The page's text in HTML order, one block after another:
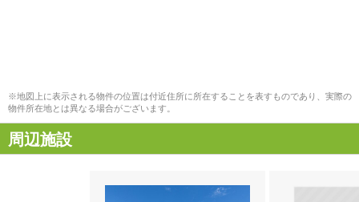
※地図上に表示される物件の位置は付近住所に所在することを表すものであり、実際の
物件所在地とは異なる場合がございます。
周辺施設